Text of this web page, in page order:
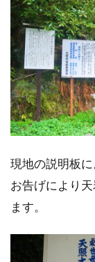
現地の説明板に
お告げにより
ます。